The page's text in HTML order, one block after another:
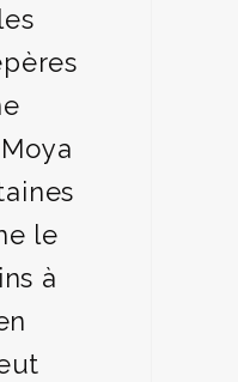
le
à